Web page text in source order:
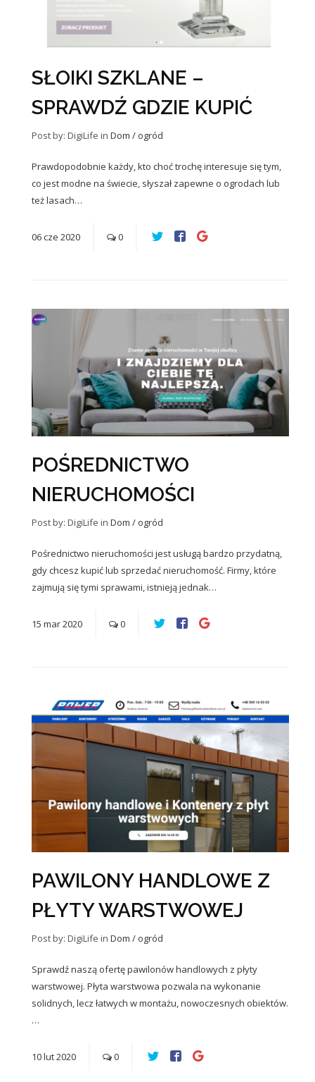
SŁOIKI SZKLANE –
SPRAWDŹ GDZIE KUPIĆ
Post by: DigiLife in Dom / ogród
Prawdopodobnie każdy, kto choć trochę interesuje się tym,
co jest modne na świecie, słyszał zapewne o ogrodach lub
też lasach…
06cze 2020 0
POŚREDNICTWO
NIERUCHOMOŚCI
Post by: DigiLife in Dom / ogród
Pośrednictwo nieruchomości jest usługą bardzo przydatną,
gdy chcesz kupić lub sprzedać nieruchomość. Firmy, które
zajmują się tymi sprawami, istnieją jednak…
15 mar2020 0
PAWILONY HANDLOWE Z
PŁYTY WARSTWOWEJ
Post by: DigiLife in Dom / ogród
Sprawdź naszą ofertę pawilonów handlowych z płyty
warstwowej. Płyta warstwowa pozwala na wykonanie
solidnych, lecz łatwych w montażu, nowoczesnych obiektów.
…
10lut2020 0